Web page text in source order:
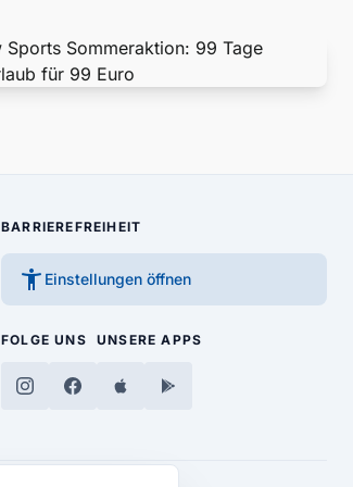
BARRIEREFREIHEIT
accessibility_new Einstellungen öffnen
FOLGE UNS UNSERE APPS